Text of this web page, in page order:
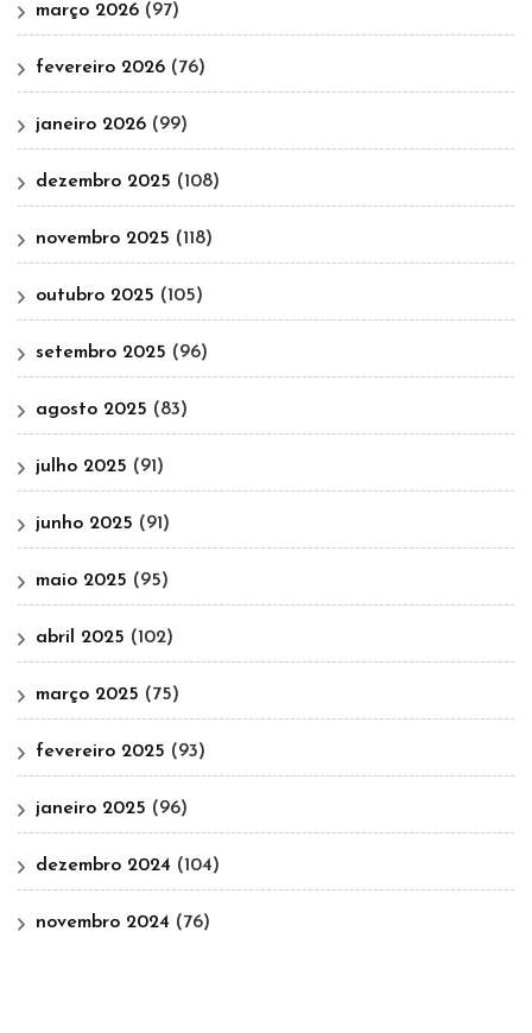
março 2026 (97)
fevereiro 2026 (76)
janeiro 2026 (99)
dezembro 2025 (108)
novembro 2025 (118)
outubro 2025 (105)
setembro 2025 (96)
agosto 2025 (83)
julho 2025 (91)
junho 2025 (91)
maio 2025 (95)
abril 2025 (102)
março 2025 (75)
fevereiro 2025 (93)
janeiro 2025 (96)
dezembro 2024 (104)
novembro 2024 (76)